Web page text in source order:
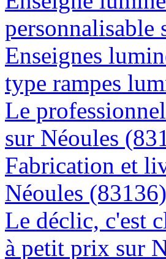
personnalisable
Enseignes
type rampes
Le
sur Néoules
Fabrication et
Néoules (83136)
Le déclic, c'est
à petit prix sur